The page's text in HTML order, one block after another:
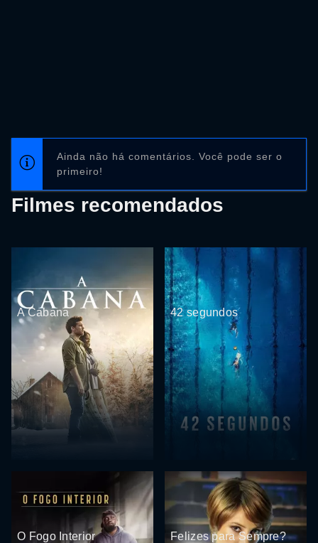
Ainda não há comentários. Você pode ser o
primeiro!
Filmes recomendados
A Cabana 42 segundos
O Fogo Interior Felizes para Sempre?